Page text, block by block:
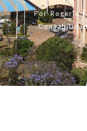
PorRogerio